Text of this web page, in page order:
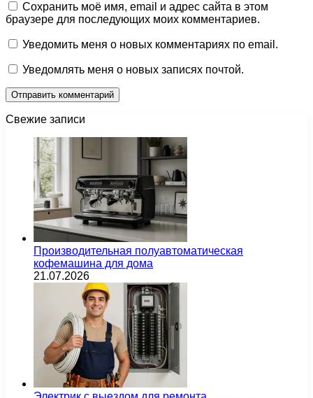
Сохранить моё имя, email и адрес сайта в этом
браузере для последующих моих комментариев.
Уведомить меня о новых комментариях по email.
Уведомлять меня о новых записях почтой.
Свежие записи
Производительная полуавтоматическая
кофемашина для дома
21.07.2026